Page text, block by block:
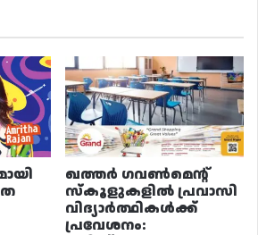
ഖത്തർ ഗവൺമെന്റ്
സ്കൂളുകളിൽ പ്രവാസി
വിദ്യാർത്ഥികൾക്ക്
പ്രവേശനം: